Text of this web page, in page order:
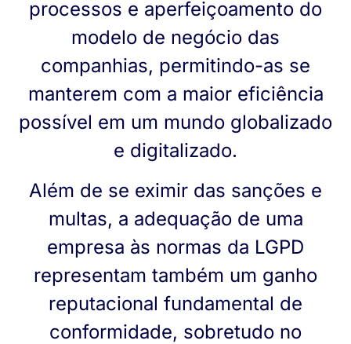
processos e aperfeiçoamento do
modelo de negócio das
companhias, permitindo-as se
manterem com a maior eficiência
possível em um mundo globalizado
e digitalizado.
Além de se eximir das sanções e
multas, a adequação de uma
empresa às normas da LGPD
representam também um ganho
reputacional fundamental de
conformidade, sobretudo no